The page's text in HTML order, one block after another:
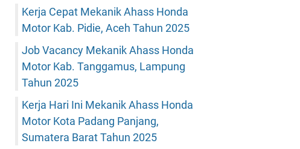
Kerja Cepat Mekanik Ahass Honda
Motor Kab. Pidie, Aceh Tahun 2025
Job Vacancy Mekanik Ahass Honda
Motor Kab. Tanggamus, Lampung
Tahun 2025
Kerja Hari Ini Mekanik Ahass Honda
Motor Kota Padang Panjang,
Sumatera Barat Tahun 2025